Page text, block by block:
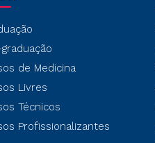
de Medicina
Livres
Técnicos
Profissionalizantes